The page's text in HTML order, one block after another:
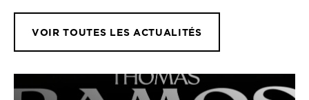
VOIR TOUTES LES ACTUALITÉS